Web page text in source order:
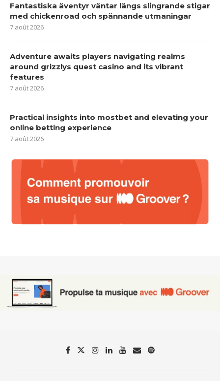
Fantastiska äventyr väntar längs slingrande stigar
med chickenroad och spännande utmaningar
7 août 2026
Adventure awaits players navigating realms
around grizzlys quest casino and its vibrant
features
7 août 2026
Practical insights into mostbet and elevating your
online betting experience
7 août 2026